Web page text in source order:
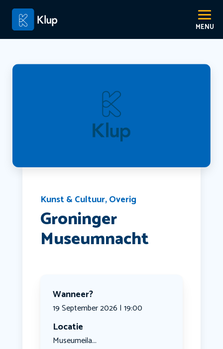
Kunst & Cultuur,Overig
Groninger
Museumnacht
Wanneer?
19 September 2026 | 19:00
Locatie
Museumeila...